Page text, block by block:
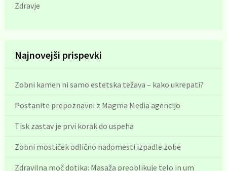
Zdravje
Najnovejši prispevki
Zobni kamen ni samo estetska težava – kako ukrepati?
Postanite prepoznavni z Magma Media agencijo
Tisk zastav je prvi korak do uspeha
Zobni mostiček odlično nadomesti izpadle zobe
Zdravilna moč dotika: Masaža preoblikuje telo in um